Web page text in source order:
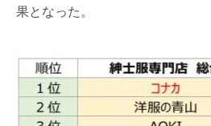
果となった。